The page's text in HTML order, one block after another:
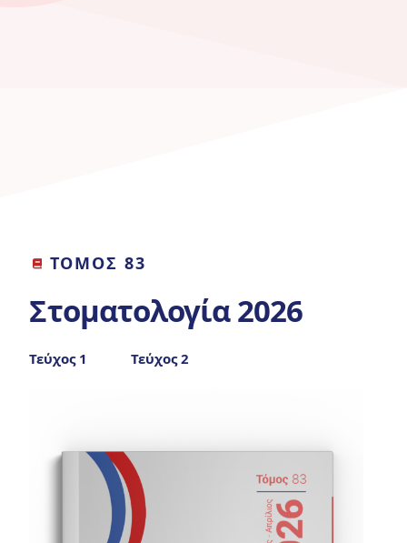
ΤΟΜΟΣ 83
Στοματολογία 2026
Τεύχος 1 Τεύχος 2